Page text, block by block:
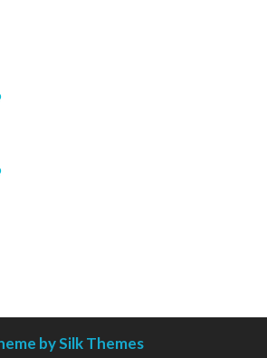
by Silk Themes